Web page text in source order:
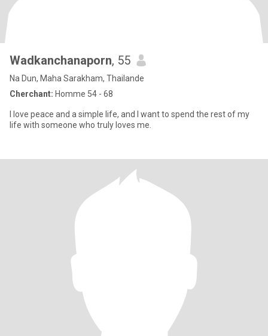
Wadkanchanaporn, 55
Na Dun, Maha Sarakham, Thailande
Cherchant: Homme 54 - 68
I love peace and a simple life, and I want to spend the rest of my
life with someone who truly loves me.